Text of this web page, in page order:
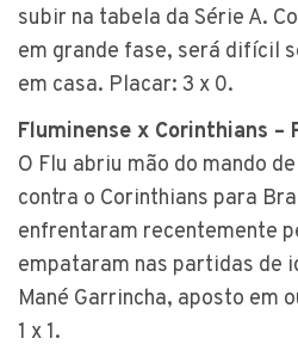
subir na tabela da Série A.
em grande fase, será difícil
em casa. Placar: 3 x 0.
Fluminense x Corinthians –
O Flu abriu mão do mando
contra o Corinthians para
enfrentaram recentemente
empataram nas partidas de
Mané Garrincha, aposto em
1 x 1.